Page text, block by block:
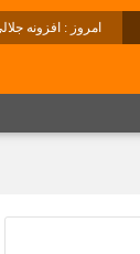
امروز : افزونه